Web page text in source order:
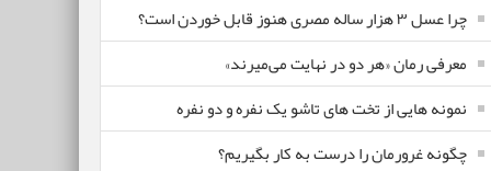
چرا عسل ۳ هزار ساله‌ مصری هنوز قابل خوردن است؟
معرفی رمان «هر دو در نهایت می‌میرند»
نمونه هایی از تخت های تاشو یک نفره و دو نفره
چگونه غرورمان را درست به کار بگیریم؟